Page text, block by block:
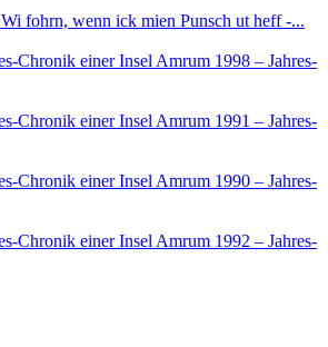
Wi fohrn, wenn ick mien Punsch ut heff -...
Amrum 1998 – Jahres-
Amrum 1991 – Jahres-
Amrum 1990 – Jahres-
Amrum 1992 – Jahres-